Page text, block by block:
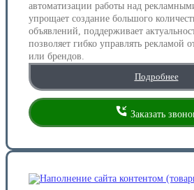
автоматизации работы над
упрощает создание большого
объявлений, поддерживает
позволяет гибко управлять рекламой
или брендов.
Подробнее
Заказать